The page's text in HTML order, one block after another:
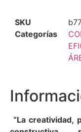
SKU
Categorías
“La creatividad,